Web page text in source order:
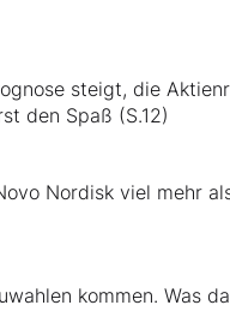
steigt, die
den Spaß (S.12)
Nordisk viel mehr
kommen. Was